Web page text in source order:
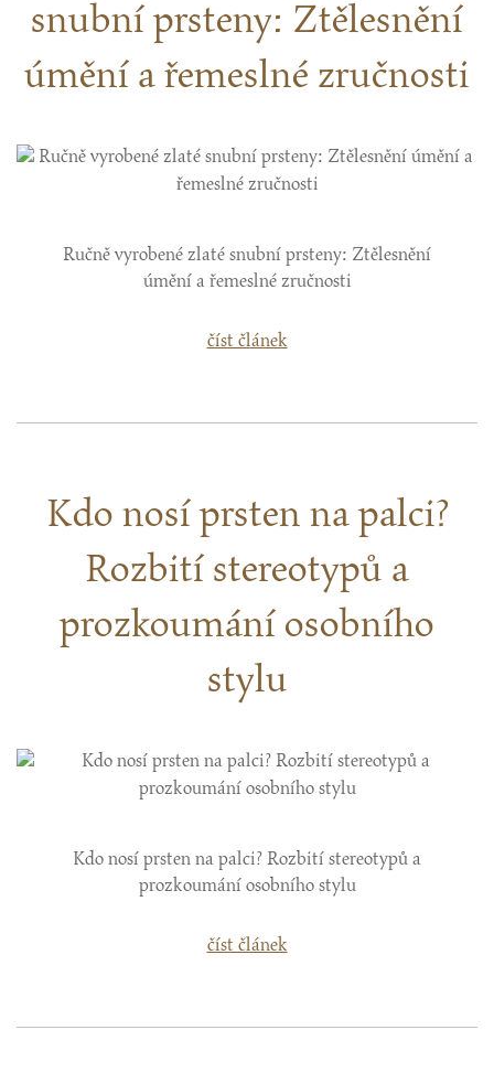
snubní prsteny: Ztělesnění
úmění a řemeslné zručnosti
Ručně vyrobené zlaté snubní prsteny: Ztělesnění
úmění a řemeslné zručnosti
číst článek
Kdo nosí prsten na palci?
Rozbití stereotypů a
prozkoumání osobního
stylu
Kdo nosí prsten na palci? Rozbití stereotypů a
prozkoumání osobního stylu
číst článek